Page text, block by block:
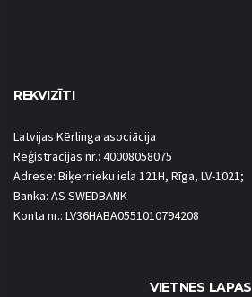
REKVIZĪTI
Latvijas Kērlinga asociācija
Reģistrācijas nr.: 40008058075
Adrese: Biķernieku iela 121H, Rīga, LV-1021;
Banka: AS SWEDBANK
Konta nr.: LV36HABA0551010794208
VIETNES LAPAS